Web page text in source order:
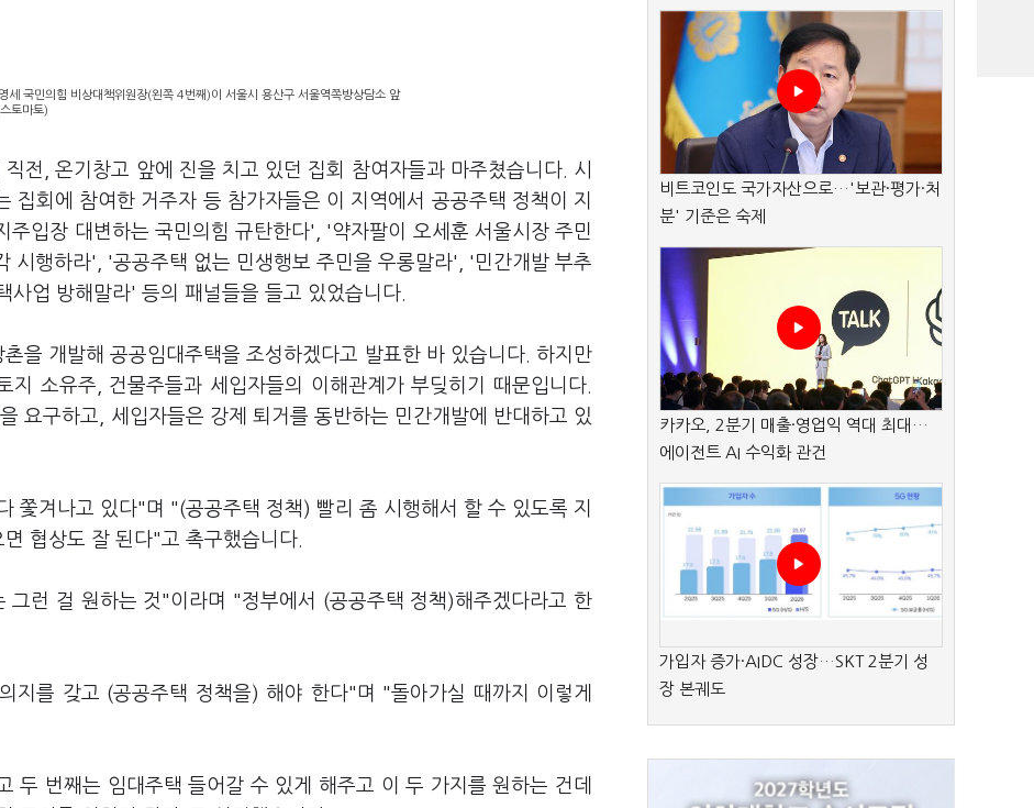
세 국민의힘 비상대책위원장(왼쪽 4번째)이 서울시 용산구 서울역쪽방상담소 앞
토마토)
전, 온기창고 앞에 진을 치고 있던 집회 참여자들과 마주쳤습니다. 시
회에 참여한 거주자 등 참가자들은 이 지역에서 공공주택 정책이 지
주입장 대변하는 국민의힘 규탄한다', '약자팔이 오세훈 서울시장 주민
시행하라', '공공주택 없는 민생행보 주민을 우롱말라', '민간개발 부추
사업 방해말라' 등의 패널들을 들고 있었습니다.
을 개발해 공공임대주택을 조성하겠다고 발표한 바 있습니다. 하지만
소유주, 건물주들과 세입자들의 이해관계가 부딪히기 때문입니다.
요구하고, 세입자들은 강제 퇴거를 동반하는 민간개발에 반대하고 있
쫓겨나고 있다"며 "(공공주택 정책) 빨리 좀 시행해서 할 수 있도록 지
협상도 잘 된다"고 촉구했습니다.
런 걸 원하는 것"이라며 "정부에서 (공공주택 정책)해주겠다라고 한
지를 갖고 (공공주택 정책을) 해야 한다"며 "돌아가실 때까지 이렇게
두 번째는 임대주택 들어갈 수 있게 해주고 이 두 가지를 원하는 건데
비트코인도 국가자산으로…'보관·평가·처
분' 기준은 숙제
카카오, 2분기 매출·영업익 역대 최대…
에이전트 AI 수익화 관건
가입자 증가·AIDC 성장…SKT 2분기 성
장 본궤도